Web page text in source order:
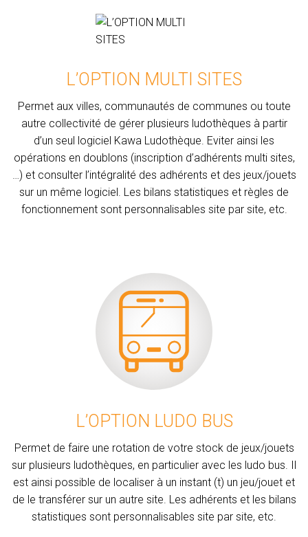
L’OPTION MULTI SITES
Permet aux villes, communautés de communes ou toute
autre collectivité de gérer plusieurs ludothèques à partir
d’un seul logiciel Kawa Ludothèque. Eviter ainsi les
opérations en doublons (inscription d’adhérents multi sites,
…) et consulter l’intégralité des adhérents et des jeux/jouets
sur un même logiciel. Les bilans statistiques et règles de
fonctionnement sont personnalisables site par site, etc.
L’OPTION LUDO BUS
Permet de faire une rotation de votre stock de jeux/jouets
sur plusieurs ludothèques, en particulier avec les ludo bus. Il
est ainsi possible de localiser à un instant (t) un jeu/jouet et
de le transférer sur un autre site. Les adhérents et les bilans
statistiques sont personnalisables site par site, etc.